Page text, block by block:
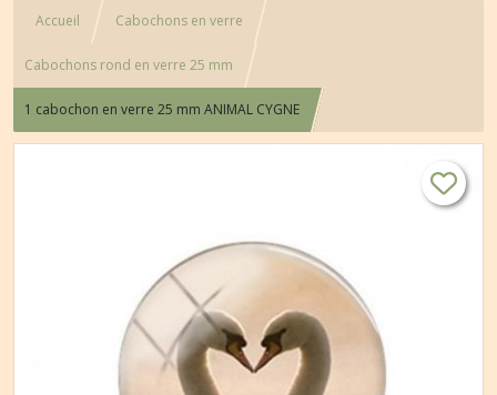
Accueil Cabochons en verre
Cabochons rond en verre 25 mm
1 cabochon en verre 25 mm ANIMAL CYGNE